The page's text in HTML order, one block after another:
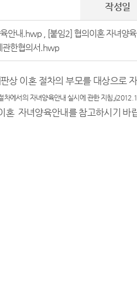
작성일
안내.hwp, [붙임2] 협의이혼 자녀양
관한협의서.hwp
상 이혼 절차의 부모를 대상으로
차에서의 자녀양육안내 실시에 관한 지침 」
혼 자녀양육안내를참고하시기 바